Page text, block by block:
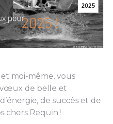
2025
moi-même, vous
vœux de belle et
de succès et de
chers Requin !